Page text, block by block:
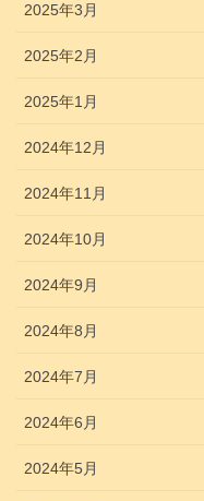
2025年3月
2025年2月
2025年1月
2024年12月
2024年11月
2024年10月
2024年9月
2024年8月
2024年7月
2024年6月
2024年5月